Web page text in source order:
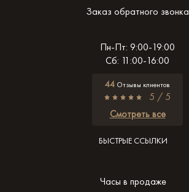
Заказ обратного звонка
Пн-Пт: 9:00-19:00
Сб: 11:00-16:00
44 Отзывы клиентов
5 / 5
Смотреть все
БЫСТРЫЕ ССЫЛКИ
Часы в продаже